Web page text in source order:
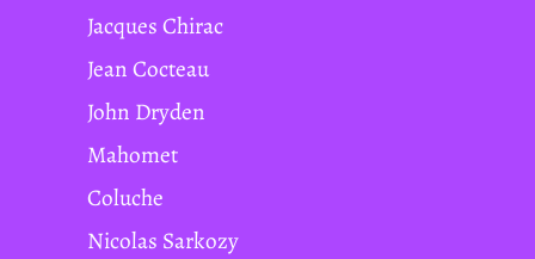
Jacques Chirac
Jean Cocteau
John Dryden
Mahomet
Coluche
Nicolas Sarkozy